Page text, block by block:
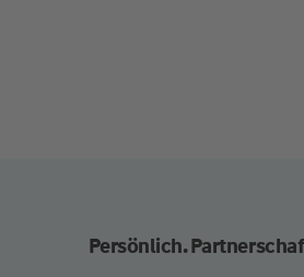
Persönlich.